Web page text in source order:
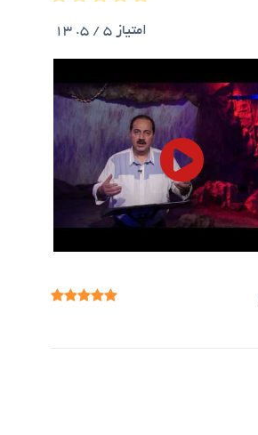
امتیاز5
/ 5.
13